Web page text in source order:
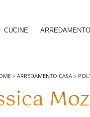
CUCINE
> ARREDAMENTO CASA>